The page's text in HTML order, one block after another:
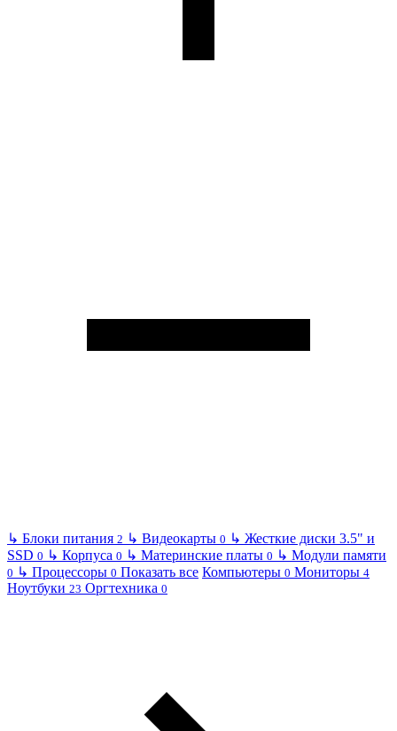
↳ Блоки питания 2 ↳ Видеокарты 0 ↳ Жесткие диски 3.5" и
SSD 0 ↳ Корпуса 0 ↳ Материнские платы 0 ↳ Модули памяти
0 ↳ Процессоры 0 Показать все Компьютеры 0 Мониторы 4
Ноутбуки 23 Оргтехника 0